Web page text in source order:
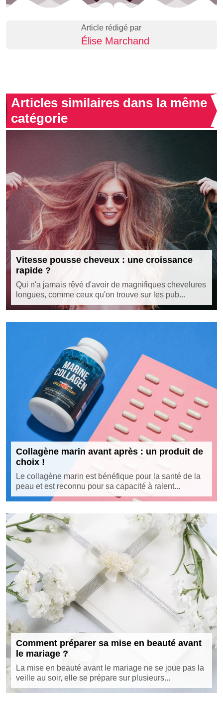
Article rédigé par
Élise Marchand
Articles similaires dans la même
catégorie
Vitesse pousse cheveux : une croissance
rapide ?
Qui n'a jamais rêvé d'avoir de magnifiques chevelures
longues, comme ceux qu'on trouve sur les pub...
Collagène marin avant après : un produit de
choix !
Le collagène marin est bénéfique pour la santé de la
peau et est reconnu pour sa capacité à ralent...
Comment préparer sa mise en beauté avant
le mariage ?
La mise en beauté avant le mariage ne se joue pas la
veille au soir, elle se prépare sur plusieurs...